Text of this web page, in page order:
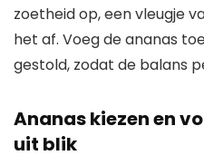
zoetheid op, een vleugje
het af. Voeg de ananas
gestold, zodat de balans
Ananas kiezen en
uit blik